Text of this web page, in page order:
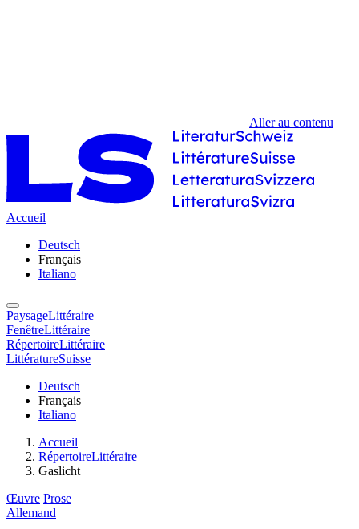
Aller au contenu
Accueil
Deutsch
Français
Italiano
PaysageLittéraire
FenêtreLittéraire
RépertoireLittéraire
LittératureSuisse
Deutsch
Français
Italiano
Accueil
RépertoireLittéraire
Gaslicht
Œuvre Prose
Allemand